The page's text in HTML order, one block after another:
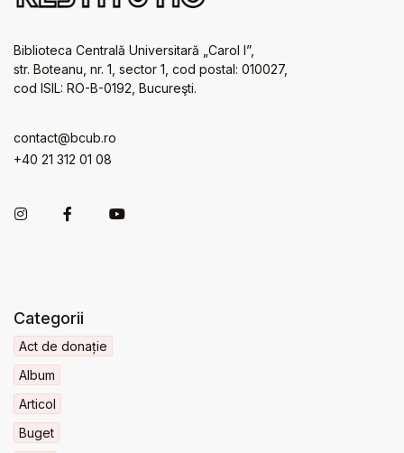
Biblioteca Centrală Universitară „Carol I”,
str. Boteanu, nr. 1, sector 1, cod postal: 010027,
cod ISIL: RO-B-0192, Bucureşti.
contact@bcub.ro
+40 21 312 01 08
Categorii
Act de donație
Album
Articol
Buget